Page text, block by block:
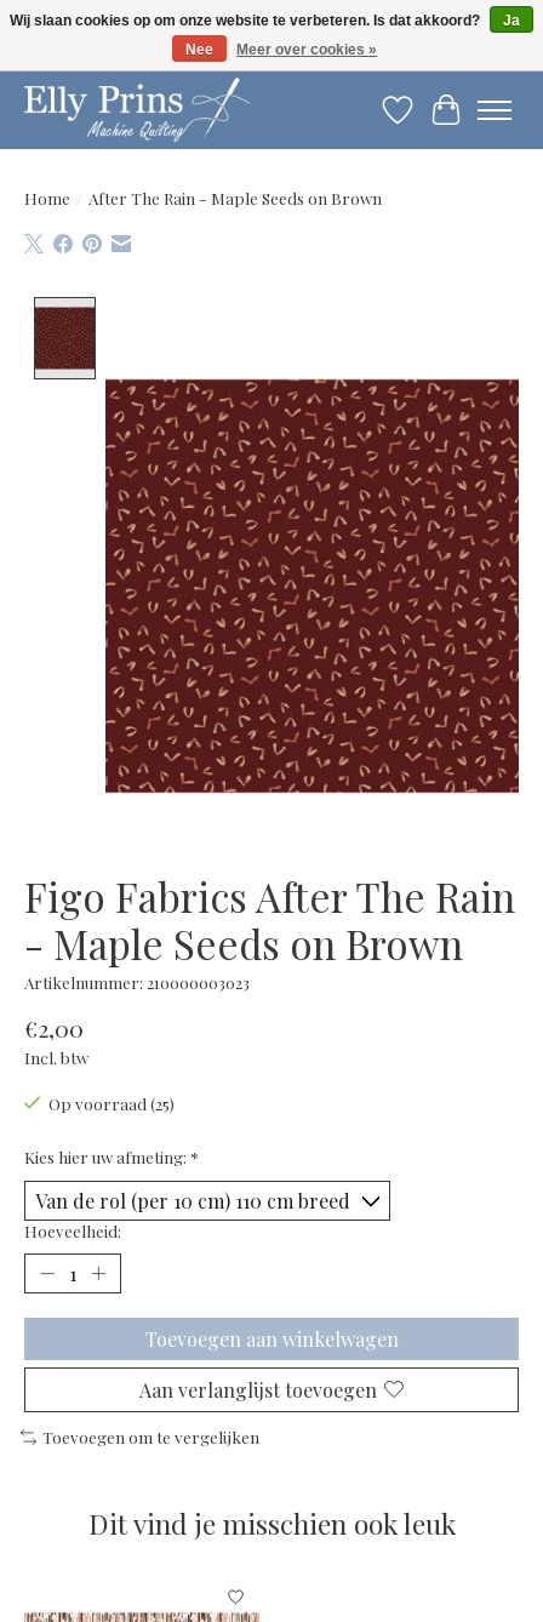
Let op: gewijzigde openingstijden!
Verlanglijst
Home / After The Rain - Maple Seeds on Brown
Figo Fabrics After The Rain
- Maple Seeds on Brown
Artikelnummer: 210000003023
€2,00
Incl. btw
Op voorraad (25)
Kies hier uw afmeting: *
Hoeveelheid:
Toevoegen aan winkelwagen
Aan verlanglijst toevoegen
Toevoegen om te vergelijken
Dit vind je misschien ook leuk
Items van productcarrousel
Wij slaan cookies op om onze website te verbeteren. Is dat akkoord?
Ja
Nee
Meer over cookies »